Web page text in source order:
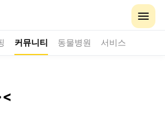
커뮤니티 동물병원 서비스